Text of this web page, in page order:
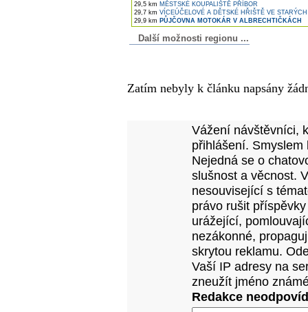
29,5 km MĚSTSKÉ KOUPALIŠTĚ PŘÍBOR
29,7 km VÍCEÚČELOVÉ A DĚTSKÉ HŘIŠTĚ VE
29,9 km PŮJČOVNA MOTOKÁR V ALBRECHTIČKÁCH
Další možnosti regionu ...
Zatím nebyly k článku napsány
Vážení návštěvníci,
přihlášení.
Nejedná se o
slušnost a věcnost.
nesouvisející s
právo rušit
urážející,
nezákonné,
skrytou reklamu.
Vaší IP adresy na
zneužít jméno
Redakce